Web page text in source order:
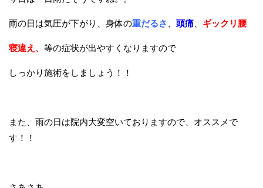
雨の日は気圧が下がり、身体の重だるさ 頭痛 ギックリ腰
寝違え、 等の症状が出やすくなりますので
しっかり施術をしましょう！！
また、雨の日は院内大変空いておりますので、オススメで
す！！